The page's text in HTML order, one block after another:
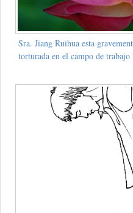
Sra. Jiang Ruihua esta
torturada en el campo de